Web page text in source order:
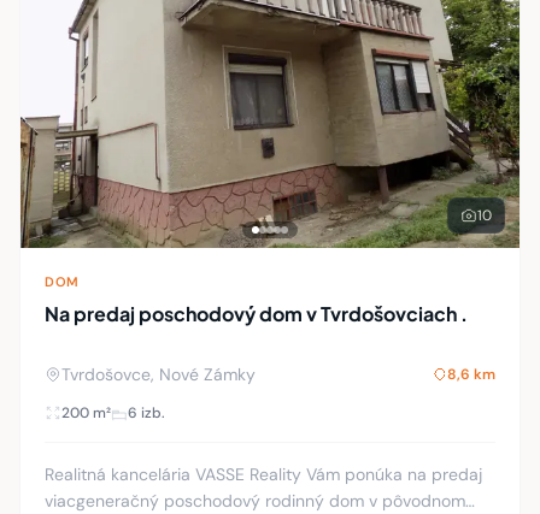
10
DOM
Na predaj poschodový dom v Tvrdošovciach .
Tvrdošovce, Nové Zámky 8,6 km
200 m² 6 izb.
Realitná kancelária VASSE Reality Vám ponúka na predaj
viacgeneračný poschodový rodinný dom v pôvodnom